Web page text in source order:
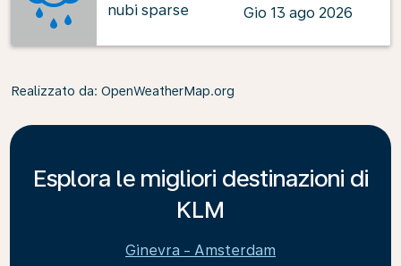
nubi sparse
Gio 13 ago 2026
Realizzato da: OpenWeatherMap.org
Esplora le migliori destinazioni di
KLM
Ginevra - Amsterdam